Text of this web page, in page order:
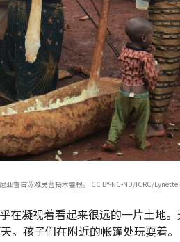
鲁古苏难民营捣木薯根。 CC BY-NC-ND/ICRC/Lynette
在凝视着看起来很远的一片土地
。孩子们在附近的帐篷处玩耍着。